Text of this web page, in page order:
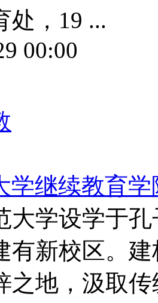
处，19 ...
00:00
学继续教育学
大学设学于
有新校区。
之地，汲取